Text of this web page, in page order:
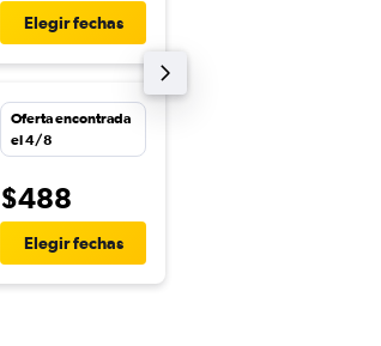
Elegir fechas
Oferta encontrada
el 4/8
$488
Elegir fechas